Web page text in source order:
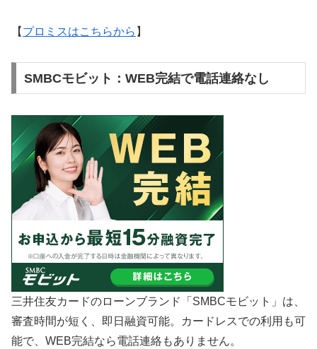
【 プロミスはこちらから 】
SMBCモビット：WEB完結で電話連絡なし
三井住友カードのローンブランド「SMBCモビット」は、
審査時間が短く、即日融資可能。カードレスでの利用も可
能で、WEB完結なら電話連絡もありません。